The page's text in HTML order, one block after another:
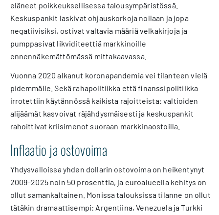
eläneet poikkeuksellisessa talousympäristössä.
Keskuspankit laskivat ohjauskorkoja nollaan ja jopa
negatiivisiksi, ostivat valtavia määriä velkakirjoja ja
pumppasivat likviditeettiä markkinoille
ennennäkemättömässä mittakaavassa.
Vuonna 2020 alkanut koronapandemia vei tilanteen vielä
pidemmälle. Sekä rahapolitiikka että finanssipolitiikka
irrotettiin käytännössä kaikista rajoitteista: valtioiden
alijäämät kasvoivat räjähdysmäisesti ja keskuspankit
rahoittivat kriisimenot suoraan markkinaostoilla.
Inflaatio ja ostovoima
Yhdysvalloissa yhden dollarin ostovoima on heikentynyt
2009–2025 noin 50 prosenttia, ja euroalueella kehitys on
ollut samankaltainen. Monissa talouksissa tilanne on ollut
tätäkin dramaattisempi: Argentiina, Venezuela ja Turkki